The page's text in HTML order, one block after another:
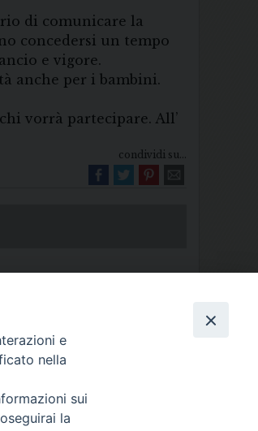
di comunicare la
concedersi un tempo
e vigore.
anche per i bambini.
vorrà partecipare. All’
condividi su...
0972238604
e
nella
sui
la